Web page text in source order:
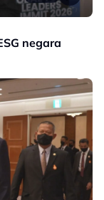
negara